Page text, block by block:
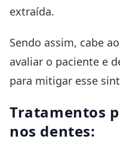
extraída.
Sendo assim, cabe
avaliar o paciente e
para mitigar esse
Tratamentos
nos dentes: